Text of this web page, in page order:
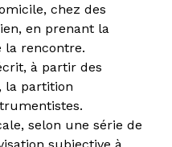
chez des
en prenant la
la rencontre.
à partir des
la partition
selon une série de